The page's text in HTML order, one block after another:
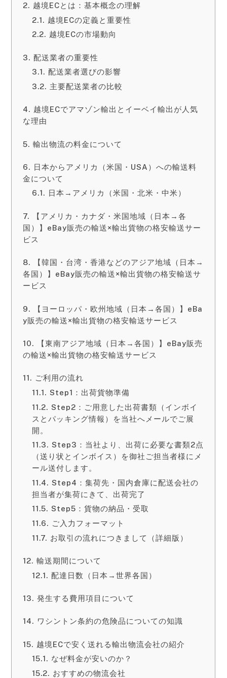
越境ECとは：基本概念の理解
越境ECの定義と重要性
越境ECの市場動向
配送業者の重要性
配送業者選びの影響
主要配送業者の比較
越境ECでアマゾン輸出とイーベイ輸出が人気
な理由
輸出物流の料金について
日本からアメリカ（米国・USA）への輸送料
金について
日本→アメリカ（米国・北米・中米）
【アメリカ・カナダ・米国地域（日本→各
国）】eBay販売の輸送×輸出貨物の格安輸送サー
ビス
【韓国・台湾・香港などのアジア地域（日本→
各国）】eBay販売の輸送×輸出貨物の格安輸送サ
ービス
【ヨーロッパ・欧州地域（日本→各国）】eBa
y販売の輸送×輸出貨物の格安輸送サービス
【東南アジア地域（日本→各国）】eBay販売
の輸送×輸出貨物の格安輸送サービス
ご利用の流れ
Step1：出荷貨物準備
Step2：ご用意した出荷書類（インボイ
スとパッキング情報）を当社へメールでご展
開。
Step3：当社より、出荷に必要な書類2点
（送り状とインボイス）を御社ご担当者様にメ
ール送付します。
Step4：集荷先・国内倉庫に配送会社の
担当者が集荷にきて、出荷完了
Step5：貨物の納品・受取
ご入力フォーマット
お取引の流れにつきまして（詳細版）
輸送期間について
配達日数（日本→世界各国）
発生する費用項目について
ワシントン条約の危険品についての知識
越境ECで安く送れる輸出物流会社の紹介
なぜ料金が安いのか？
おすすめの物流会社